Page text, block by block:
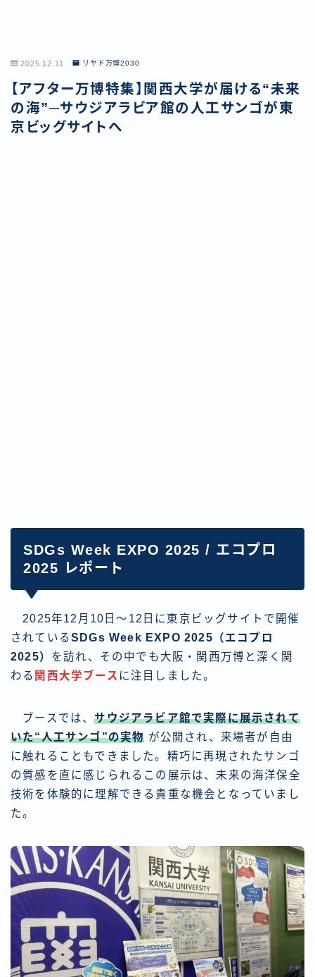
2025.12.11 リヤド万博2030
【アフター万博特集】関西大学が届ける“未来
の海”─サウジアラビア館の人工サンゴが東
京ビッグサイトへ
SDGs Week EXPO 2025 / エコプロ
2025 レポート
2025年12月10日〜12日に東京ビッグサイトで開催
されているSDGs Week EXPO 2025（エコプロ
2025） を訪れ、その中でも大阪・関西万博と深く関
わる 関西大学ブース に注目しました。
ブースでは、サウジアラビア館で実際に展示されて
いた“人工サンゴ”の実物 が公開され、来場者が自由
に触れることもできました。精巧に再現されたサンゴ
の質感を直に感じられるこの展示は、未来の海洋保全
技術を体験的に理解できる貴重な機会となっていまし
た。